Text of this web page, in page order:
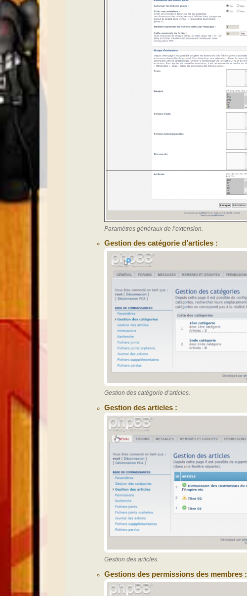
Paramètres généraux de l’extension.
Gestion des catégorie d’articles :
Gestion des catégorie d’articles.
Gestion des articles :
Gestion des articles.
Gestions des permissions des membres :